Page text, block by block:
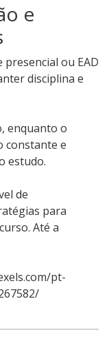
e
ou EAD
disciplina e
enquanto o
constante e
estudo.
de
para
Até a
pt-